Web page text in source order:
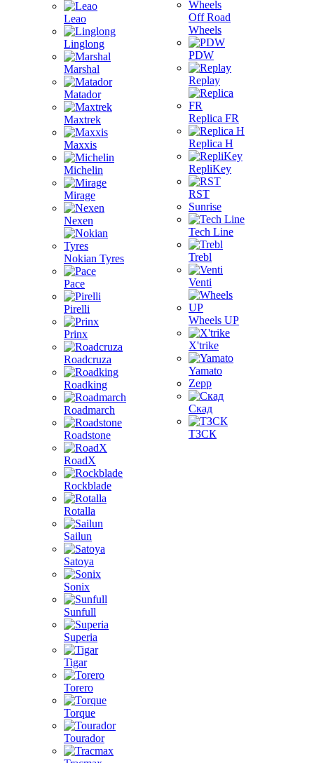
Leao
Linglong
Marshal
Matador
Maxtrek
Maxxis
Michelin
Mirage
Nexen
Nokian Tyres
Pace
Pirelli
Prinx
Roadcruza
Roadking
Roadmarch
Roadstone
RoadX
Rockblade
Rotalla
Sailun
Satoya
Sonix
Sunfull
Superia
Tigar
Torero
Torque
Tourador
Off Road
Wheels
PDW
Replay
Replica FR
Replica H
RepliKey
RST
Sunrise
Tech Line
Trebl
Venti
Wheels UP
X'trike
Yamato
Zepp
Скад
ТЗСК